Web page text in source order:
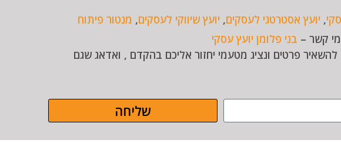
, יועץ אסטרטגי לעסקים, יועץ שיווקי לעסקים, מנטור פיתוח
קשר – בני פלומן יועץ עסקי
או לחילופין, תוכלו להשאיר פרטים ונציג מטעמי יחזור אליכם בהקדם , ואדאג שגם
שליחה